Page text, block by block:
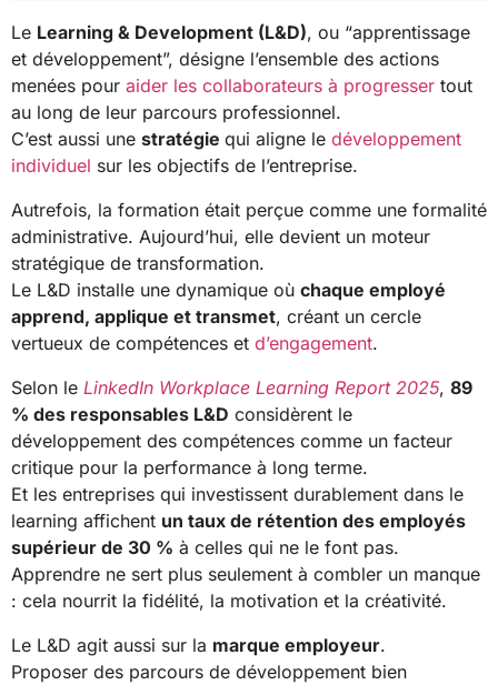
Le Learning & Development (L&D), ou “apprentissage
et développement”, désigne l’ensemble des actions
menées pour aider les collaborateurs à progresser tout
au long de leur parcours professionnel.
C’est aussi une stratégie qui aligne le développement
individuel sur les objectifs de l’entreprise.
Autrefois, la formation était perçue comme une formalité
administrative. Aujourd’hui, elle devient un moteur
stratégique de transformation.
Le L&D installe une dynamique où chaque employé
apprend, applique et transmet, créant un cercle
vertueux de compétences et d’engagement.
Selon le LinkedIn Workplace Learning Report 2025, 89
% des responsables L&D considèrent le
développement des compétences comme un facteur
critique pour la performance à long terme.
Et les entreprises qui investissent durablement dans le
learning affichent un taux de rétention des employés
supérieur de 30 % à celles qui ne le font pas.
Apprendre ne sert plus seulement à combler un manque
: cela nourrit la fidélité, la motivation et la créativité.
Le L&D agit aussi sur la marque employeur.
Proposer des parcours de développement bien